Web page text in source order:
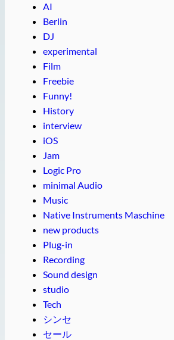
AI
Berlin
DJ
experimental
Film
Freebie
Funny!
History
interview
iOS
Jam
Logic Pro
minimal Audio
Music
Native Instruments Maschine
new products
Plug-in
Recording
Sound design
studio
Tech
シンセ
セール